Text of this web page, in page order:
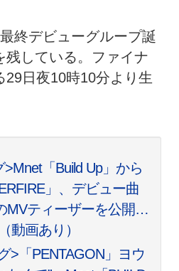
終デビューグループ誕
残している。ファイナ
29日夜10時10分より生
「Build Up」から
」、デビュー曲
MVティーザーを公開…
動画あり）
>「PENTAGON」ヨウ